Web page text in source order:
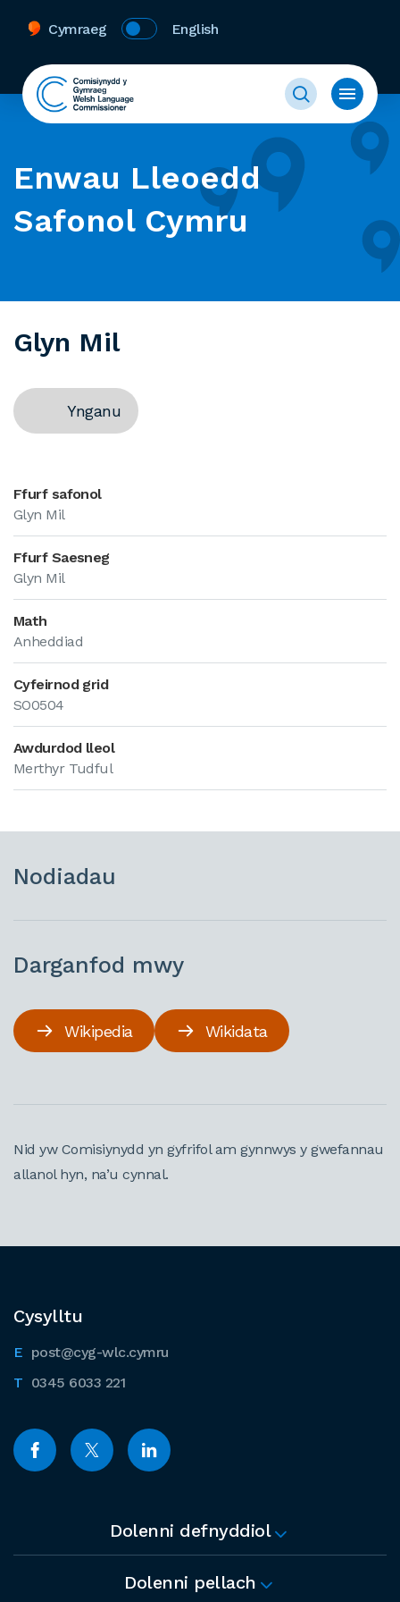
Cymraeg English
Enwau Lleoedd
Safonol Cymru
Glyn Mil
Ynganu
Ffurf safonol
Glyn Mil
Ffurf Saesneg
Glyn Mil
Math
Anheddiad
Cyfeirnod grid
SO0504
Awdurdod lleol
Merthyr Tudful
Nodiadau
Darganfod mwy
Wikipedia Wikidata
Nid yw Comisiynydd yn gyfrifol am gynnwys y gwefannau
allanol hyn, na’u cynnal.
Cysylltu
post@cyg-wlc.cymru
0345 6033 221
Dolenni defnyddiol
Dolenni pellach